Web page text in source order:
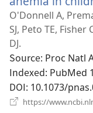
O'Donnell A,
SJ, Peto TE, Fisher
DJ.
Source‎: Proc Natl
Indexed‎: PubMed
DOI‎: 10.1073/
https://